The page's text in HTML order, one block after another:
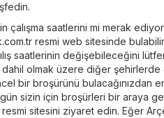
çalışma saatlerini mi merak
resmi web sitesinde
saatlerinin değişebileceğini
olmak üzere diğer
bir broşürünü bulacağınızdan
gün sizin için broşürleri bir araya
resmi sitesini ziyaret edin. Eğer